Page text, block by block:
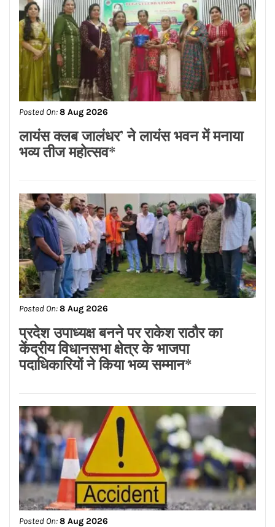
Posted On:8 Aug 2026
लायंस क्लब जालंधर’ ने लायंस भवन में मनाया
भव्य तीज महोत्सव*
Posted On:8 Aug 2026
प्रदेश उपाध्यक्ष बनने पर राकेश राठौर का
केंद्रीय विधानसभा क्षेत्र के भाजपा
पदाधिकारियों ने किया भव्य सम्मान*
Posted On:8 Aug 2026